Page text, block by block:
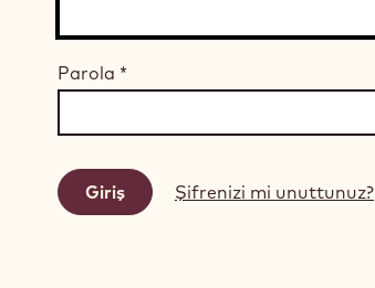
Parola *
Şifrenizi mi unuttunuz?